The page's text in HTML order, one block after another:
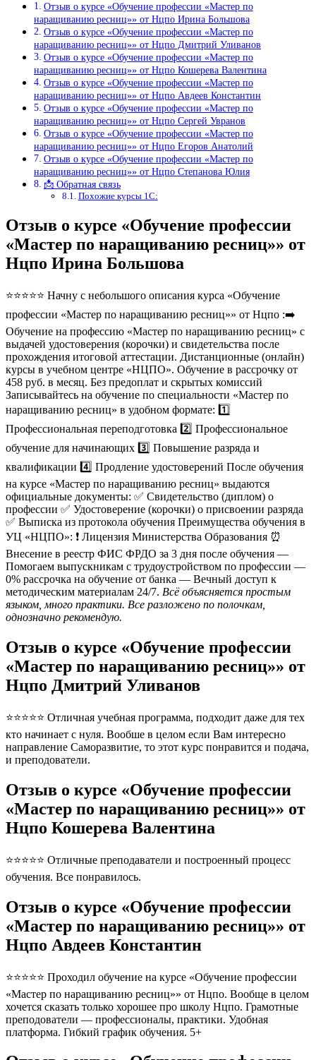
Отзыв о курсе «Обучение профессии «Мастер по
наращиванию ресниц»» от Нцпо Ирина Большова
Отзыв о курсе «Обучение профессии «Мастер по
наращиванию ресниц»» от Нцпо Дмитрий Уливанов
Отзыв о курсе «Обучение профессии «Мастер по
наращиванию ресниц»» от Нцпо Кошерева Валентина
Отзыв о курсе «Обучение профессии «Мастер по
наращиванию ресниц»» от Нцпо Авдеев Константин
Отзыв о курсе «Обучение профессии «Мастер по
наращиванию ресниц»» от Нцпо Сергей Увранов
Отзыв о курсе «Обучение профессии «Мастер по
наращиванию ресниц»» от Нцпо Егоров Анатолий
Отзыв о курсе «Обучение профессии «Мастер по
наращиванию ресниц»» от Нцпо Степанова Юлия
📩 Обратная связь
Похожие курсы 1С:
Отзыв о курсе «Обучение профессии
«Мастер по наращиванию ресниц»» от
Нцпо Ирина Большова
⭐⭐⭐⭐⭐ Начну с небольшого описания курса «Обучение
профессии «Мастер по наращиванию ресниц»» от Нцпо :➡️
Обучение на профессию «Мастер по наращиванию ресниц» с
выдачей удостоверения (корочки) и свидетельства после
прохождения итоговой аттестации. Дистанционные (онлайн)
курсы в учебном центре «НЦПО». Обучение в рассрочку от
458 руб. в месяц. Без предоплат и скрытых комиссий
Записывайтесь на обучение по специальности «Мастер по
наращиванию ресниц» в удобном формате: 1️⃣
Профессиональная переподготовка 2️⃣ Профессиональное
обучение для начинающих 3️⃣ Повышение разряда и
квалификации 4️⃣ Продление удостоверений После обучения
на курсе «Мастер по наращиванию ресниц» выдаются
официальные документы: ✅ Свидетельство (диплом) о
профессии ✅ Удостоверение (корочки) о присвоении разряда
✅ Выписка из протокола обучения Преимущества обучения в
УЦ «НЦПО»: ❗️ Лицензия Министерства Образования ⏰
Внесение в реестр ФИС ФРДО за 3 дня после обучения —
Помогаем выпускникам с трудоустройством по профессии —
0% рассрочка на обучение от банка — Вечный доступ к
методическим материалам 24/7. Всё объясняется простым
языком, много практики. Все разложено по полочкам,
однозначно рекомендую.
Отзыв о курсе «Обучение профессии
«Мастер по наращиванию ресниц»» от
Нцпо Дмитрий Уливанов
⭐⭐⭐⭐⭐ Отличная учебная программа, подходит даже для тех
кто начинает с нуля. Вообше в целом если Вам интересно
направление Саморазвитие, то этот курс понравится и подача,
и преподователи.
Отзыв о курсе «Обучение профессии
«Мастер по наращиванию ресниц»» от
Нцпо Кошерева Валентина
⭐⭐⭐⭐⭐ Отличные преподаватели и построенный процесс
обучения. Все понравилось.
Отзыв о курсе «Обучение профессии
«Мастер по наращиванию ресниц»» от
Нцпо Авдеев Константин
⭐⭐⭐⭐⭐ Проходил обучение на курсе «Обучение профессии
«Мастер по наращиванию ресниц»» от Нцпо. Вообще в целом
хочется сказать только хорошее про школу Нцпо. Грамотные
преподователи — профессионалы, практики. Удобная
платформа. Гибкий график обучения. 5+